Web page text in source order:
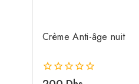
Crème Anti-âge nuit
0